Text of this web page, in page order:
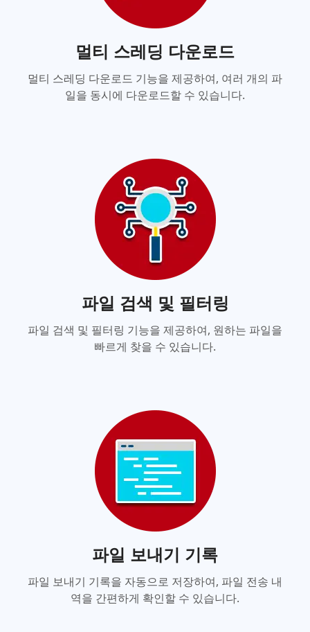
멀티 스레딩 다운로드
멀티 스레딩 다운로드 기능을 제공하여, 여러 개의 파
일을 동시에 다운로드할 수 있습니다.
파일 검색 및 필터링
파일 검색 및 필터링 기능을 제공하여, 원하는 파일을
빠르게 찾을 수 있습니다.
파일 보내기 기록
파일 보내기 기록을 자동으로 저장하여, 파일 전송 내
역을 간편하게 확인할 수 있습니다.